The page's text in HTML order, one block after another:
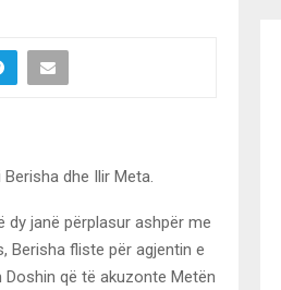
dhe Ilir Meta.
dy janë përplasur ashpër me
Berisha fliste për agjentin e
Doshin që të akuzonte Metën